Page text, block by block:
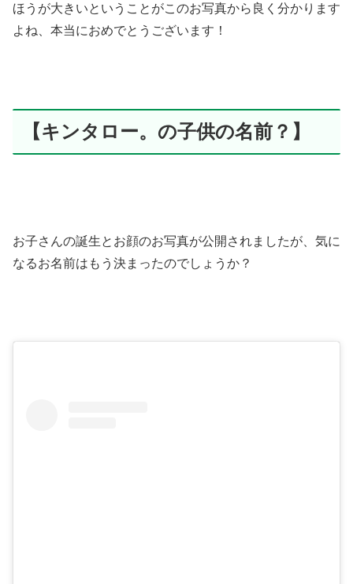
ほうが大きいということがこのお写真から良く分かります
よね、本当におめでとうございます！
【キンタロー。の子供の名前？】
お子さんの誕生とお顔のお写真が公開されましたが、気に
なるお名前はもう決まったのでしょうか？